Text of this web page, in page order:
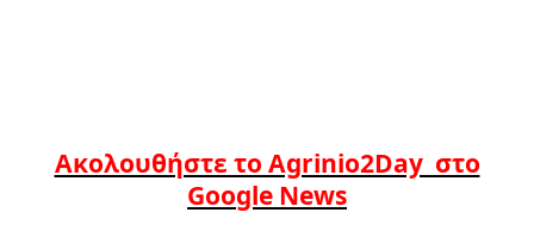
Ακολουθήστε το Agrinio2Day στο
Google News